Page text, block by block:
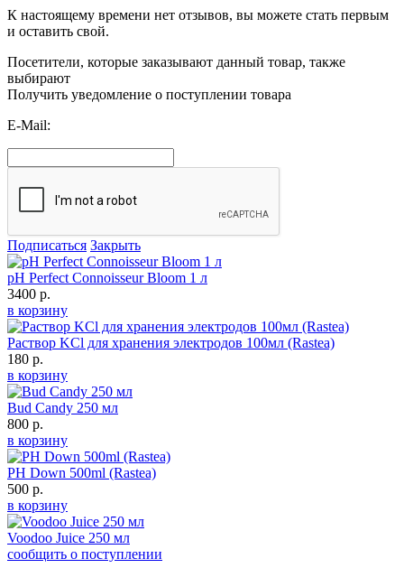
К настоящему времени нет отзывов, вы можете стать первым
и оставить свой.
Посетители, которые заказывают данный товар, также
выбирают
Получить уведомление о поступлении товара
E-Mail:
Подписаться Закрыть
pH Perfect Connoisseur Bloom 1 л
3400 р.
в корзину
Раствор KCl для хранения электродов 100мл (Rastea)
180 р.
в корзину
Bud Candy 250 мл
800 р.
в корзину
PH Down 500ml (Rastea)
500 р.
в корзину
Voodoo Juice 250 мл
сообщить о поступлении